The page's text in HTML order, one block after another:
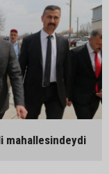
mahallesindeydi